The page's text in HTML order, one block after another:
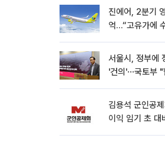
진에어, 2분기
억…“고유가에
서울시, 정부에
'건의'⋯국토부 "
김용석 군인공
이익 임기 초